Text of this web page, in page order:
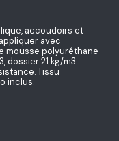
accoudoirs et
avec
mousse polyuréthane
dossier 21 kg/m3.
Tissu
inclus.